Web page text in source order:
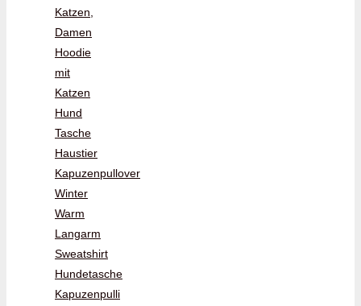
Katzen,
Damen
Hoodie
mit
Katzen
Hund
Tasche
Haustier
Kapuzenpullover
Winter
Warm
Langarm
Sweatshirt
Hundetasche
Kapuzenpulli